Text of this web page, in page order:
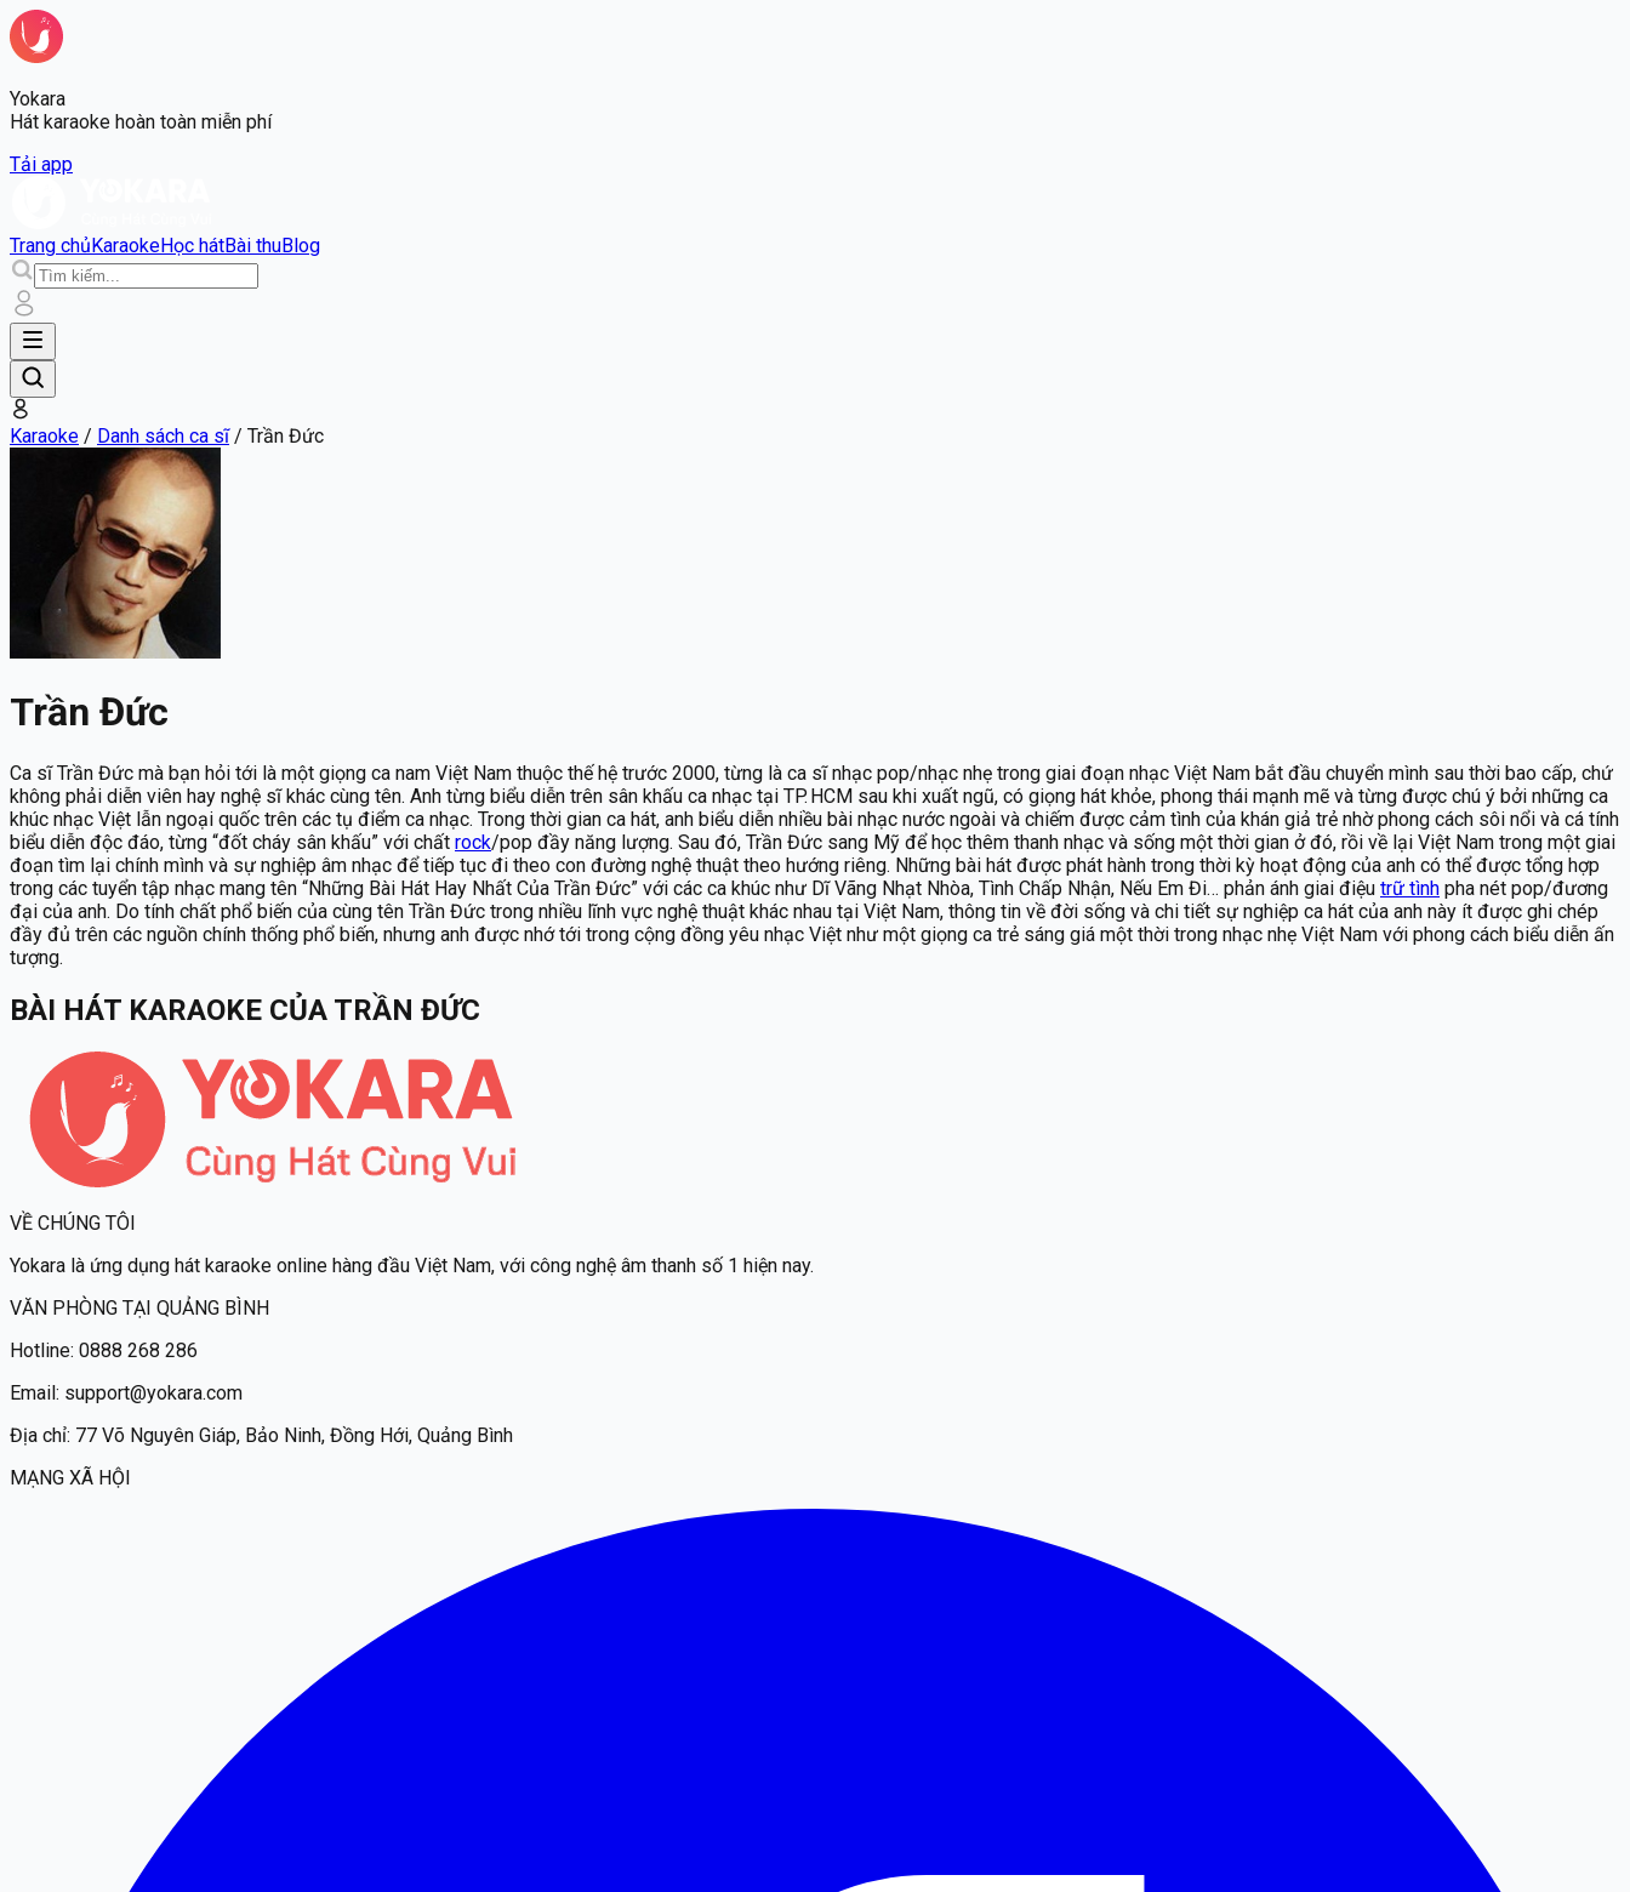
Yokara
Hát karaoke hoàn toàn miễn phí
Tải app
Trang chủKaraokeHọc hátBài thuBlog
Karaoke / Danh sách ca sĩ/ Trần Đức
Trần Đức
Ca sĩ Trần Đức mà bạn hỏi tới là một giọng ca nam Việt Nam thuộc thế hệ trước 2000, từng là ca sĩ nhạc pop/nhạc nhẹ trong giai đoạn nhạc Việt Nam bắt đầu chuyển mình sau thời bao cấp, chứ
không phải diễn viên hay nghệ sĩ khác cùng tên. Anh từng biểu diễn trên sân khấu ca nhạc tại TP. HCM sau khi xuất ngũ, có giọng hát khỏe, phong thái mạnh mẽ và từng được chú ý bởi những ca
khúc nhạc Việt lẫn ngoại quốc trên các tụ điểm ca nhạc. Trong thời gian ca hát, anh biểu diễn nhiều bài nhạc nước ngoài và chiếm được cảm tình của khán giả trẻ nhờ phong cách sôi nổi và cá tính
biểu diễn độc đáo, từng “đốt cháy sân khấu” với chất rock/pop đầy năng lượng. Sau đó, Trần Đức sang Mỹ để học thêm thanh nhạc và sống một thời gian ở đó, rồi về lại Việt Nam trong một giai
đoạn tìm lại chính mình và sự nghiệp âm nhạc để tiếp tục đi theo con đường nghệ thuật theo hướng riêng. Những bài hát được phát hành trong thời kỳ hoạt động của anh có thể được tổng hợp
trong các tuyển tập nhạc mang tên “Những Bài Hát Hay Nhất Của Trần Đức” với các ca khúc như Dĩ Vãng Nhạt Nhòa, Tình Chấp Nhận, Nếu Em Đi… phản ánh giai điệu trữ tình pha nét pop/đương
đại của anh. Do tính chất phổ biến của cùng tên Trần Đức trong nhiều lĩnh vực nghệ thuật khác nhau tại Việt Nam, thông tin về đời sống và chi tiết sự nghiệp ca hát của anh này ít được ghi chép
đầy đủ trên các nguồn chính thống phổ biến, nhưng anh được nhớ tới trong cộng đồng yêu nhạc Việt như một giọng ca trẻ sáng giá một thời trong nhạc nhẹ Việt Nam với phong cách biểu diễn ấn
tượng.
BÀI HÁT KARAOKE CỦA TRẦN ĐỨC
VỀ CHÚNG TÔI
Yokara là ứng dụng hát karaoke online hàng đầu Việt Nam, với công nghệ âm thanh số 1 hiện nay.
VĂN PHÒNG TẠI QUẢNG BÌNH
Hotline: 0888 268 286
Email: support@yokara.com
Địa chỉ: 77 Võ Nguyên Giáp, Bảo Ninh, Đồng Hới, Quảng Bình
MẠNG XÃ HỘI